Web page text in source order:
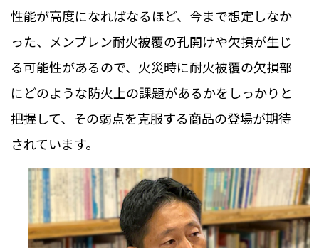
性能が高度になればなるほど、今まで想定しなか
った、メンブレン耐火被覆の孔開けや欠損が生じ
る可能性があるので、火災時に耐火被覆の欠損部
にどのような防火上の課題があるかをしっかりと
把握して、その弱点を克服する商品の登場が期待
されています。